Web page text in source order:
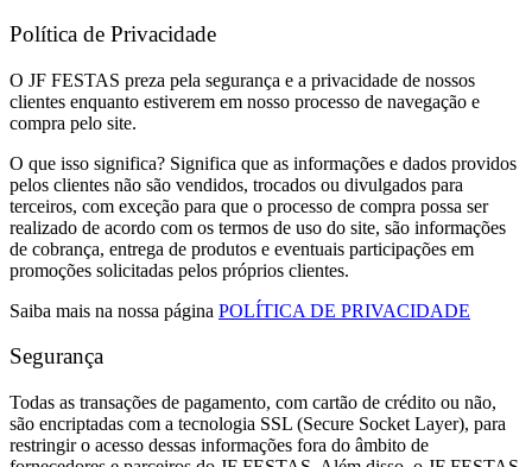
Política de Privacidade
O JF FESTAS preza pela segurança e a privacidade de nossos
clientes enquanto estiverem em nosso processo de navegação e
compra pelo site.
O que isso significa? Significa que as informações e dados providos
pelos clientes não são vendidos, trocados ou divulgados para
terceiros, com exceção para que o processo de compra possa ser
realizado de acordo com os termos de uso do site, são informações
de cobrança, entrega de produtos e eventuais participações em
promoções solicitadas pelos próprios clientes.
Saiba mais na nossa página POLÍTICA DE PRIVACIDADE
Segurança
Todas as transações de pagamento, com cartão de crédito ou não,
são encriptadas com a tecnologia SSL (Secure Socket Layer), para
restringir o acesso dessas informações fora do âmbito de